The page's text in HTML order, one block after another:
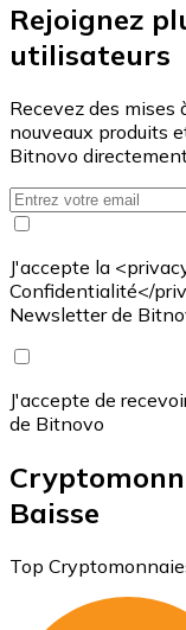
Rejoignez
utilisateurs
Recevez des mises
nouveaux produits
Bitnovo
J'accepte la
Confidentialité</
Newsletter de
J'accepte de
de Bitnovo
Baisse
Top